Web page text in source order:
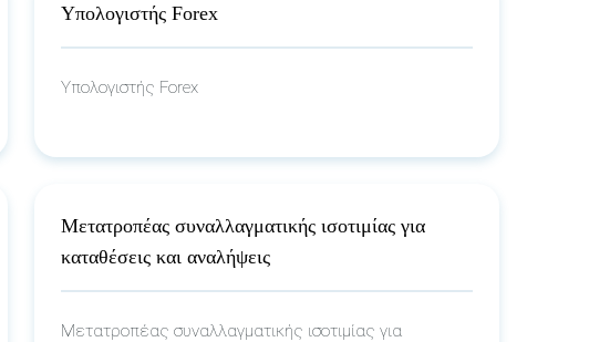
Υπολογιστής Forex
Υπολογιστής Forex
Μετατροπέας συναλλαγματικής ισοτιμίας για
καταθέσεις και αναλήψεις
Μετατροπέας συναλλαγματικής ισοτιμίας για